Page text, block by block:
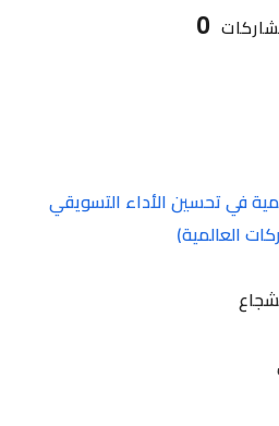
0
في تحسين الأداء التسويقي
العالمية)